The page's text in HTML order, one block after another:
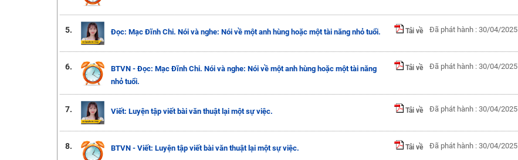
5. Đọc: Mạc Đĩnh Chi. Nói và nghe: Nói về một anh hùng hoặc một tài năng nhỏ tuổi. Tải về Đã phát hành : 30/04/2025
6.
BTVN - Đọc: Mạc Đĩnh Chi. Nói và nghe: Nói về một anh hùng hoặc một tài năng
nhỏ tuổi.
Tải về Đã phát hành : 30/04/2025
7. Viết: Luyện tập viết bài văn thuật lại một sự việc. Tải về Đã phát hành : 30/04/2025
8. BTVN - Viết: Luyện tập viết bài văn thuật lại một sự việc. Tải về Đã phát hành : 30/04/2025